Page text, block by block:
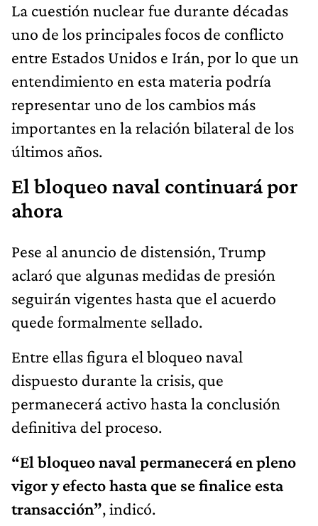
La cuestión nuclear fue durante décadas
uno de los principales focos de conflicto
entre Estados Unidos e Irán, por lo que un
entendimiento en esta materia podría
representar uno de los cambios más
importantes en la relación bilateral de los
últimos años.
El bloqueo naval continuará por
ahora
Pese al anuncio de distensión, Trump
aclaró que algunas medidas de presión
seguirán vigentes hasta que el acuerdo
quede formalmente sellado.
Entre ellas figura el bloqueo naval
dispuesto durante la crisis, que
permanecerá activo hasta la conclusión
definitiva del proceso.
“El bloqueo naval permanecerá en pleno
vigor y efecto hasta que se finalice esta
transacción”, indicó.